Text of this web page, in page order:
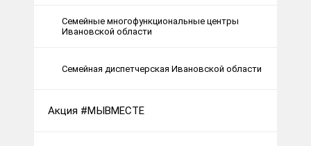
Семейные многофункциональные центры
Ивановской области
Семейная диспетчерская Ивановской области
Акция #МЫВМЕСТЕ